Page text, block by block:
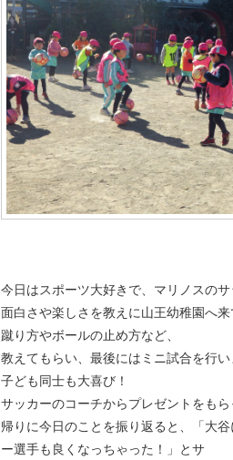
今日はスポーツ大好きで、マリノスの
面白さや楽しさを教えに山王幼稚園へ
蹴り方やボールの止め方など、
教えてもらい、最後にはミニ試合を行
子ども同士も大喜び！
サッカーのコーチからプレゼントをも
帰りに今日のことを振り返ると、「大
ー選手も良くなっちゃった！」とサ